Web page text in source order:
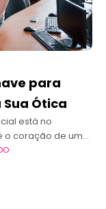
para
Ótica
está no
o coração de uma
resolver